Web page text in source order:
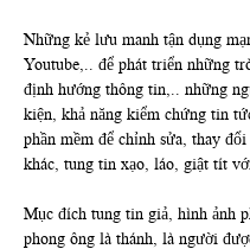
Những kẻ lưu manh tận dụng
Youtube,.. để phát triển những
định hướng thông tin,.. những
kiện, khả năng kiểm chứng tin
phần mềm để chỉnh sửa, thay
khác, tung tin xạo, láo, giật tít
Mục đích tung tin giả, hình ảnh
phong ông là thánh, là người